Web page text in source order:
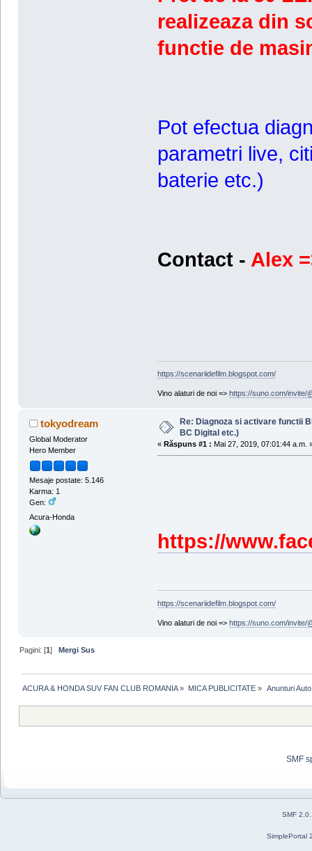
realizeaza din
functie de
Pot efectua
parametri live,
baterie etc.)
Contact - Alex
https://scenariidefilm.blogspot.com/
Vino alaturi de noi => https://suno.com/invite/
tokyodream
Global Moderator
Hero Member
Mesaje postate: 5.146
Karma: 1
Gen:
Acura-Honda
Re: Diagnoza si activare functii
BC Digital etc.)
« Răspuns #1 : Mai 27, 2019, 07:01:44 a.m.
https://
https://scenariidefilm.blogspot.com/
Vino alaturi de noi => https://suno.com/invite/
Pagini: [1]Mergi Sus
ACURA & HONDA SUV FAN CLUB ROMANIA» MICA PUBLICITATE» Anunturi
SMF
SMF
SimplePortal